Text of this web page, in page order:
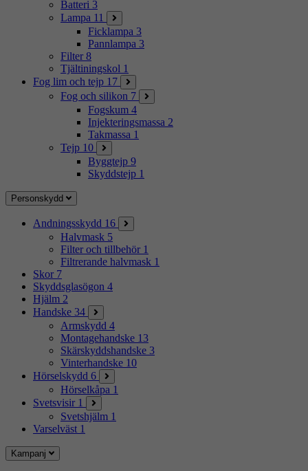
Batteri 3
Lampa 11
Ficklampa 3
Pannlampa 3
Filter 8
Tjältiningskol 1
Fog lim och tejp 17
Fog och silikon 7
Fogskum 4
Injekteringsmassa 2
Takmassa 1
Tejp 10
Byggtejp 9
Skyddstejp 1
Personskydd
Andningsskydd 16
Halvmask 5
Filter och tillbehör 1
Filtrerande halvmask 1
Skor 7
Skyddsglasögon 4
Hjälm 2
Handske 34
Armskydd 4
Montagehandske 13
Skärskyddshandske 3
Vinterhandske 10
Hörselskydd 6
Hörselkåpa 1
Svetsvisir 1
Svetshjälm 1
Varselväst 1
Kampanj